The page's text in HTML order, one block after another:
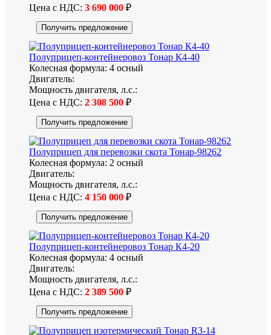
Цена с НДС: 3 690 000 ₽
Получить предложение
Полуприцеп-контейнеровоз Тонар К4-40
Колесная формула: 4 осный
Двигатель:
Мощность двигателя, л.с.:
Цена с НДС: 2 308 500 ₽
Получить предложение
Полуприцеп для перевозки скота Тонар-98262
Колесная формула: 2 осный
Двигатель:
Мощность двигателя, л.с.:
Цена с НДС: 4 150 000 ₽
Получить предложение
Полуприцеп-контейнеровоз Тонар К4-20
Колесная формула: 4 осный
Двигатель:
Мощность двигателя, л.с.:
Цена с НДС: 2 389 500 ₽
Получить предложение